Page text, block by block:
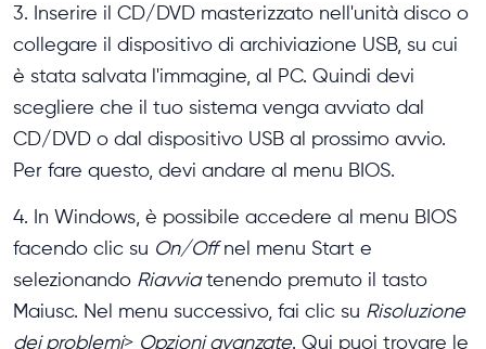
3. Inserire il CD/DVD masterizzato nell'unità disco o
collegare il dispositivo di archiviazione USB, su cui
è stata salvata l'immagine, al PC. Quindi devi
scegliere che il tuo sistema venga avviato dal
CD/DVD o dal dispositivo USB al prossimo avvio.
Per fare questo, devi andare al menu BIOS.
4. In Windows, è possibile accedere al menu BIOS
facendo clic su On/Offnel menu Start e
selezionando Riavviatenendo premuto il tasto
Maiusc. Nel menu successivo, fai clic su Risoluzione
dei problemi> Opzioni avanzate. Qui puoi trovare le